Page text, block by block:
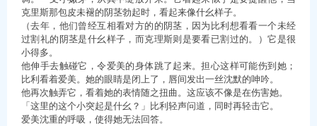
克里斯那包皮未褪的阴茎勃起时，看起来像什幺样子。
（去年，他们曾经互相看对方的的阴茎，因为比利想看看一个未经
过割礼的阴茎是什幺样子，而克理斯则是要看已割过的。）它是很
小得多。
他伸手去触碰它，令爱美的身体跳了起来。担心这样可能伤到她；
比利看着爱美。她的眼睛是闭上了，唇间发出一丝沈默的呻吟。
他再次触弄它，看着她的表情随之扭曲。这应该不像是在伤害她。
「这里的这个小突起是什幺？」比利轻声问道，同时再轻击它。
爱美沈重的呼吸，使得她无法回答。